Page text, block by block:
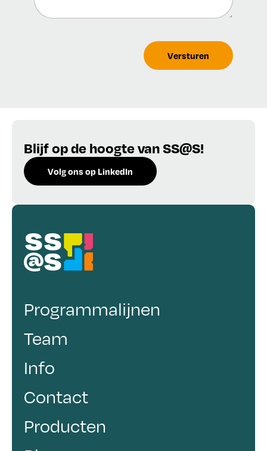
Versturen
Blijf op de hoogte van SS@S!
Volg ons op LinkedIn
Programmalijnen
Team
Info
Contact
Producten